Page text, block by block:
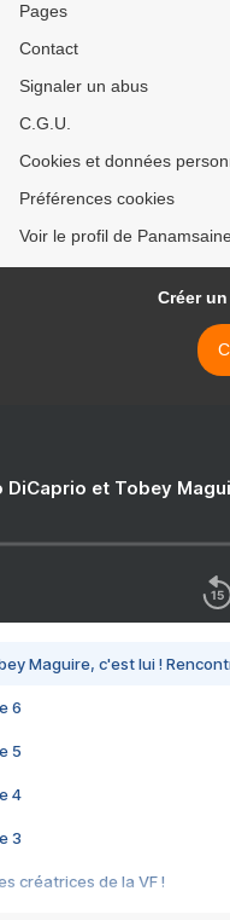
Pages
Contact
Signaler un abus
C.G.U.
Cookies et données
Préférences cookies
Voir le profil de
Créer
DiCaprio et Tobey
Maguire, c'est lui !
6
5
4
3
créatrices de la VF !